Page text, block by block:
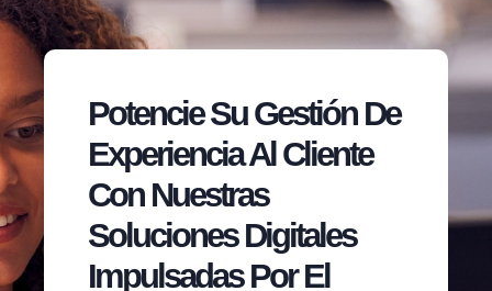
Potencie Su Gestión De
Experiencia Al Cliente
Con Nuestras
Soluciones Digitales
Impulsadas Por El